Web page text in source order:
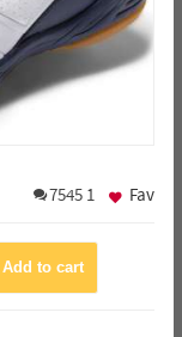
7545 1 Fav